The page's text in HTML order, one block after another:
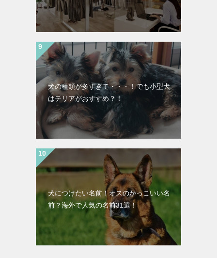
犬の種類が多すぎて・・・！でも小型犬
はテリアがおすすめ？！
犬につけたい名前！オスのかっこいい名
前？海外で人気の名前31選！